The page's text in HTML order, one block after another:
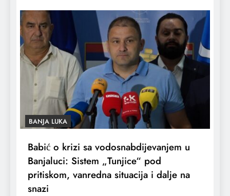
BANJA LUKA
Babić o krizi sa vodosnabdijevanjem u
Banjaluci: Sistem „Tunjice“ pod
pritiskom, vanredna situacija i dalje na
snazi